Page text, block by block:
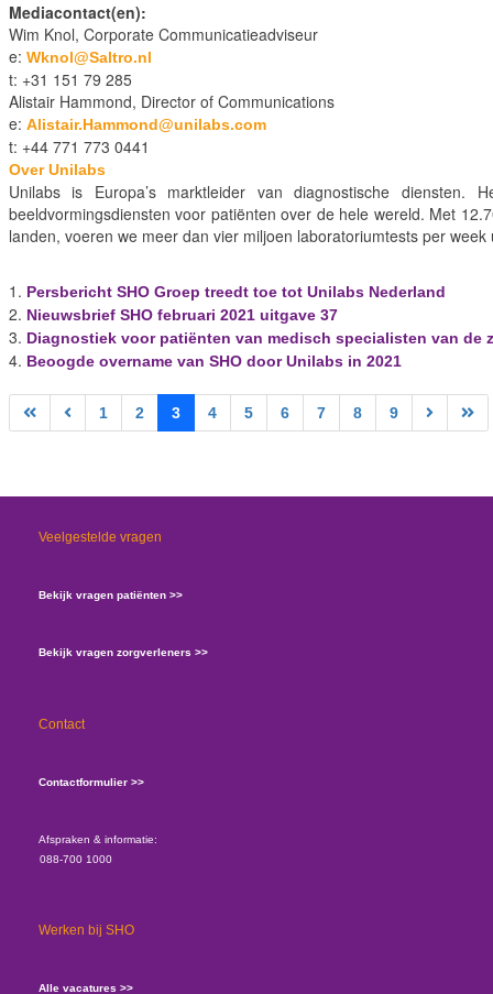
Mediacontact(en):
Wim Knol, Corporate Communicatieadviseur
e: Wknol@Saltro.nl
t: +31 151 79 285
Alistair Hammond, Director of Communications
e: Alistair.Hammond@unilabs.com
t: +44 771 773 0441
Over Unilabs
Unilabs is Europa’s marktleider van diagnostische diensten.
beeldvormingsdiensten voor patiënten over de hele wereld. Met
landen, voeren we meer dan vier miljoen laboratoriumtests per
Persbericht SHO Groep treedt toe tot Unilabs Nederland
Nieuwsbrief SHO februari 2021 uitgave 37
Diagnostiek voor patiënten van medisch specialisten van de
Beoogde overname van SHO door Unilabs in 2021
1 2 3 4 5 6 7 8 9
Veelgestelde vragen
Bekijk vragen patiënten >>
Bekijk vragen zorgverleners >>
Contact
Contactformulier >>
Afspraken & informatie:
088-700 1000
Werken bij SHO
Alle vacatures >>